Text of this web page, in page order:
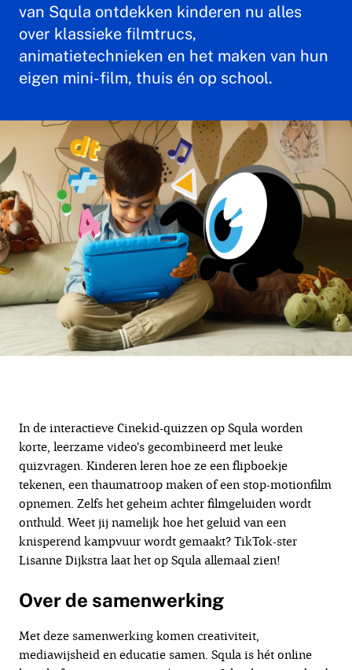
van Squla ontdekken kinderen nu alles
over klassieke filmtrucs,
animatietechnieken en het maken van hun
eigen mini-film, thuis én op school.
In de interactieve Cinekid-quizzen op Squla worden
korte, leerzame video’s gecombineerd met leuke
quizvragen. Kinderen leren hoe ze een flipboekje
tekenen, een thaumatroop maken of een stop-motionfilm
opnemen. Zelfs het geheim achter filmgeluiden wordt
onthuld. Weet jij namelijk hoe het geluid van een
knisperend kampvuur wordt gemaakt? TikTok-ster
Lisanne Dijkstra laat het op Squla allemaal zien!
Over de samenwerking
Met deze samenwerking komen creativiteit,
mediawijsheid en educatie samen. Squla is hét online